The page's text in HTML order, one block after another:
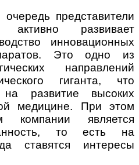
представители
развивает
инновационных
Это одно из
направлений
гиганта, что
развитие высоких
медицине. При этом
компании является
то есть на
ставятся интересы